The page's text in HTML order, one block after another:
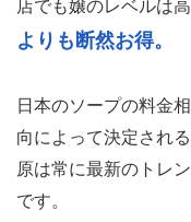
店でも嬢のレベルは高
よりも断然お得。
日本のソープの料金
向によって決定され
原は常に最新のトレ
です。